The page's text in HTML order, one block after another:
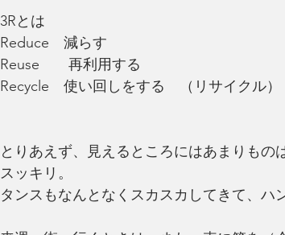
3Rとは
Reduce　減らす
Reuse　　再利用する
Recycle　使い回しをする　（リサイクル）
とりあえず、見えるところにはあまりもの
スッキリ。
タンスもなんとなくスカスカしてきて、ハ